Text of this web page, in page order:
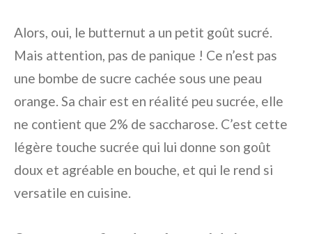
Alors, oui, le butternut a un petit goût sucré.
Mais attention, pas de panique ! Ce n’est pas
une bombe de sucre cachée sous une peau
orange. Sa chair est en réalité peu sucrée, elle
ne contient que 2% de saccharose. C’est cette
légère touche sucrée qui lui donne son goût
doux et agréable en bouche, et qui le rend si
versatile en cuisine.